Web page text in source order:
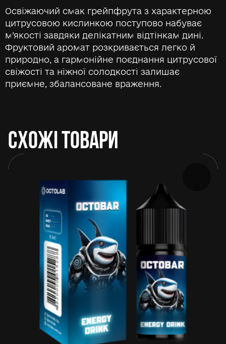
Освіжаючий смак грейпфрута з характерною
цитрусовою кислинкою поступово набуває
м’якості завдяки делікатним відтінкам дині.
Фруктовий аромат розкривається легко й
природно, а гармонійне поєднання цитрусової
свіжості та ніжної солодкості залишає
приємне, збалансоване враження.
СХОЖІ ТОВАРИ